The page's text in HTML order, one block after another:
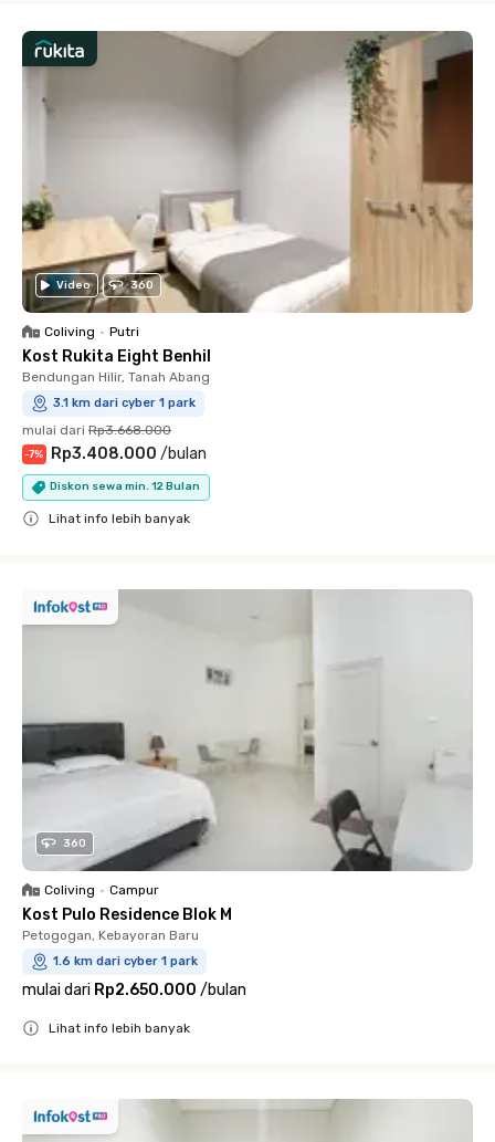
Video 360
Coliving • Putri
Kost Rukita Eight Benhil
Bendungan Hilir, Tanah Abang
3.1 km dari cyber 1 park
mulai dari Rp3.668.000
-7% Rp3.408.000 /bulan
Diskon sewa min. 12 Bulan
Lihat info lebih banyak
360
Coliving • Campur
Kost Pulo Residence Blok M
Petogogan, Kebayoran Baru
1.6 km dari cyber 1 park
mulai dari Rp2.650.000 /bulan
Lihat info lebih banyak